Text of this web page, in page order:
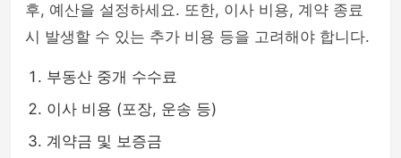
후, 예산을 설정하세요. 또한, 이사 비용, 계약 종료
시 발생할 수 있는 추가 비용 등을 고려해야 합니다.
부동산 중개 수수료
이사 비용 (포장, 운송 등)
계약금 및 보증금